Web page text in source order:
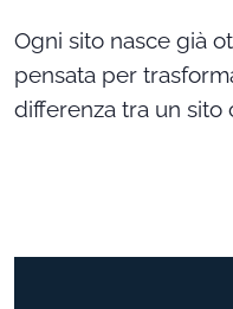
Ogni sito nasce già
pensata per
differenza tra un sito